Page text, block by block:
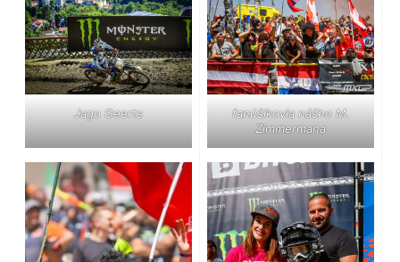
Jago Geerts
fanúšikovia nášho M.
Zimmermana